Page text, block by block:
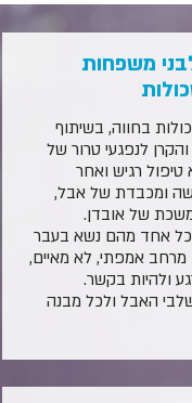
משפחות
בחווה, בשיתוף
לנפגעי טרור של
טיפול רגיש ואחר
ומכבדת של אבל,
של אובדן.
אחד מהם נשא בעבר
מרחב אמפתי, לא מאיים,
ולהיות בקשר.
האבל ולכל מבנה